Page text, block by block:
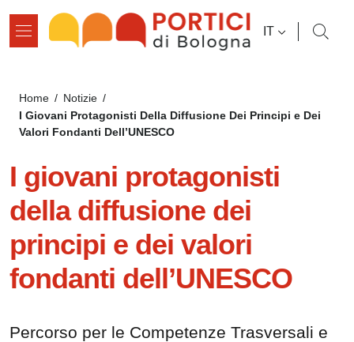
SELETTORE
IT
Briciole di pane
Home / Notizie /
I Giovani Protagonisti Della Diffusione Dei Principi e Dei
Valori Fondanti Dell’UNESCO
I giovani protagonisti
della diffusione dei
principi e dei valori
fondanti dell’UNESCO
Percorso per le Competenze Trasversali e